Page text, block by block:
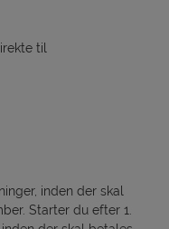
til
inden der skal
Starter du efter 1.